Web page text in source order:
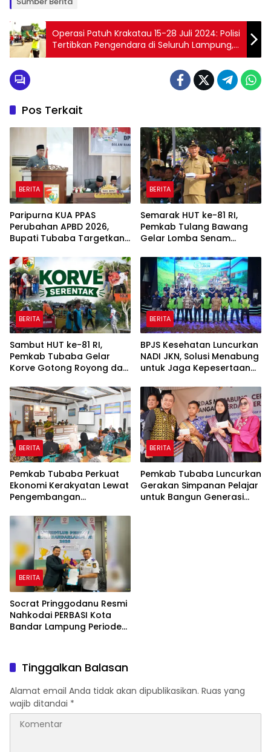
Operasi Patuh Krakatau 15-28 Juli 2024: Polisi
Tertibkan Pengendara di Seluruh Lampung,
Ini 7 Sasarannya
Pos Terkait
BERITA
Paripurna KUA PPAS
Perubahan APBD 2026,
Bupati Tubaba Targetkan
Rp820,3 Miliar
BERITA
Semarak HUT ke-81 RI,
Pemkab Tulang Bawang
Gelar Lomba Senam
BERITA
Sambut HUT ke-81 RI,
Pemkab Tubaba Gelar
Korve Gotong Royong dan
BERITA
BPJS Kesehatan Luncurkan
NADI JKN, Solusi Menabung
untuk Jaga Kepesertaan
BERITA
Pemkab Tubaba Perkuat
Ekonomi Kerakyatan Lewat
Pengembangan
Penyaluran KUR
BERITA
Pemkab Tubaba Luncurkan
Gerakan Simpanan Pelajar
untuk Bangun Generasi
BERITA
Socrat Pringgodanu Resmi
Nahkodai PERBASI Kota
Bandar Lampung Periode
Tinggalkan Balasan
Alamat email Anda tidak akan dipublikasikan. Ruas yang
wajib ditandai *